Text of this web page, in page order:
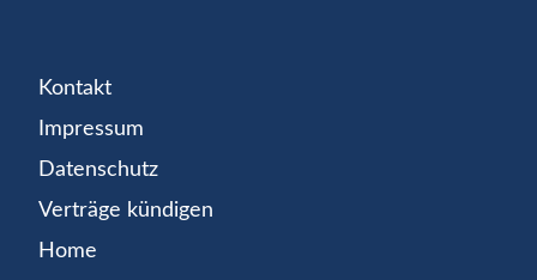
Kontakt
Impressum
Datenschutz
Verträge kündigen
Home